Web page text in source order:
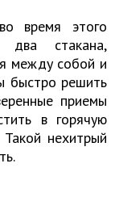
время этого
два стакана,
между собой и
быстро решить
приемы
в горячую
нехитрый